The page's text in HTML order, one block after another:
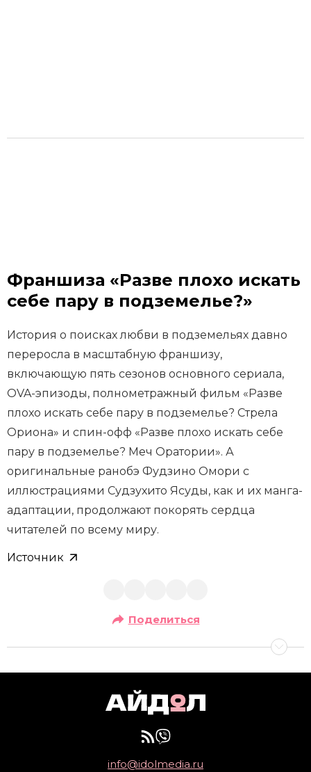
Франшиза «Разве плохо искать
себе пару в подземелье?»
История о поисках любви в подземельях давно
переросла в масштабную франшизу,
включающую пять сезонов основного сериала,
OVA-эпизоды, полнометражный фильм «Разве
плохо искать себе пару в подземелье? Стрела
Ориона» и спин-офф «Разве плохо искать себе
пару в подземелье? Меч Оратории». А
оригинальные ранобэ Фудзино Омори с
иллюстрациями Судзухито Ясуды, как и их манга-
адаптации, продолжают покорять сердца
читателей по всему миру.
Источник
Поделиться
info@idolmedia.ru